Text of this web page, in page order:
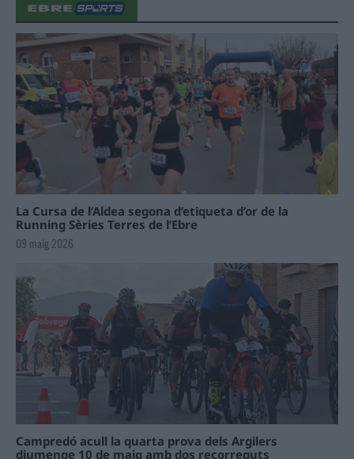
La Cursa de l’Aldea segona d’etiqueta d’or de la
Running Sèries Terres de l’Ebre
09 maig 2026
Campredó acull la quarta prova dels Argilers
diumenge 10 de maig amb dos recorreguts